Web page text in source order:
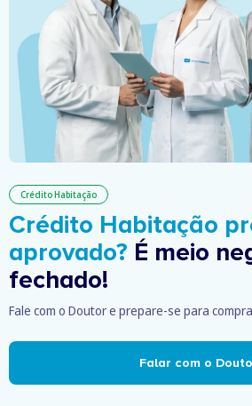
Crédito Habitação
Crédito Habitação
aprovado? É meio
fechado!
Fale com o Doutor e prepare-se para
Falar com o